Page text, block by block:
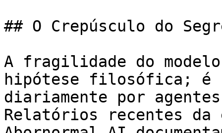
## O Crepúsculo do
A fragilidade do
hipótese filosófica; é
diariamente por
Relatórios recentes da